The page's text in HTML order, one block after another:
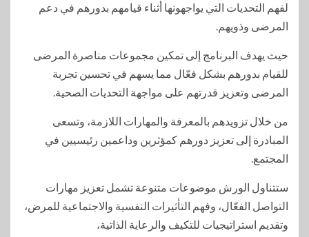
لفهم التحديات التي يواجهونها أثناء قيامهم بدورهم في دعم
المرضى وذويهم.
حيث يهدف البرنامج إلى تمكين مجموعات مناصرة المرضى
للقيام بدورهم بشكل فعّال مما يسهم في تحسين تجربة
المرضى وتعزيز قدرتهم على مواجهة التحديات الصحية.
من خلال تزويدهم بالمعرفة والمهارات اللازمة، وتسعى
المبادرة إلى تعزيز دورهم كمؤثرين وداعمين رئيسيين في
المجتمع.
ستتناول الورش موضوعات متنوعة تشمل تعزيز مهارات
التواصل الفعّال، وفهم التأثيرات النفسية والاجتماعية للمرض،
وتقديم استراتيجيات للتكيف والرعاية الذاتية،